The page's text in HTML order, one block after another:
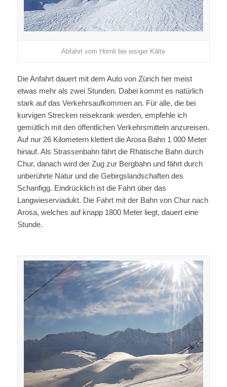
Abfahrt vom Hörnli bei eisiger Kälte
Die Anfahrt dauert mit dem Auto von Zürich her meist
etwas mehr als zwei Stunden. Dabei kommt es natürlich
stark auf das Verkehrsaufkommen an. Für alle, die bei
kurvigen Strecken reisekrank werden, empfehle ich
gemütlich mit den öffentlichen Verkehrsmitteln anzureisen.
Auf nur 26 Kilometern klettert die Arosa Bahn 1 000 Meter
hinauf. Als Strassenbahn fährt die Rhätische Bahn durch
Chur, danach wird der Zug zur Bergbahn und fährt durch
unberührte Natur und die Gebirgslandschaften des
Schanfigg. Eindrücklich ist die Fahrt über das
Langwieserviadukt. Die Fahrt mit der Bahn von Chur nach
Arosa, welches auf knapp 1800 Meter liegt, dauert eine
Stunde.